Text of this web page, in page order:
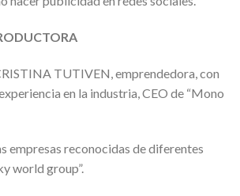
TUTIVEN, emprendedora, con
en la industria, CEO de “Mono
empresas reconocidas de diferentes
world group”.